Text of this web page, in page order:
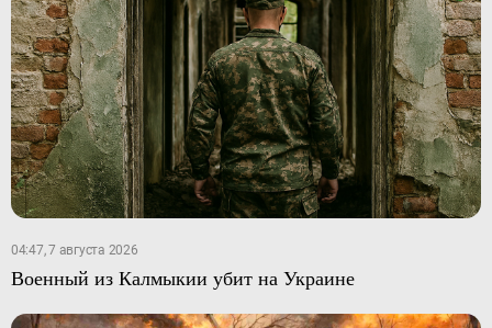
04:47, 7 августа 2026
Военный из Калмыкии убит на Украине